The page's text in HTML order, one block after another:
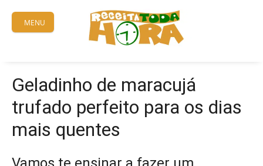
content
MENU
Geladinho de maracujá
trufado perfeito para os dias
mais quentes